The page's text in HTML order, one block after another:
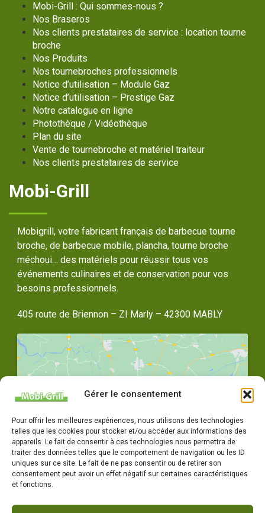
Gérer le consentement
Pour offrir les meilleures expériences, nous utilisons des technologies
telles que les cookies pour stocker et/ou accéder aux informations des
appareils. Le fait de consentir à ces technologies nous permettra de
traiter des données telles que le comportement de navigation ou les ID
uniques sur ce site. Le fait de ne pas consentir ou de retirer son
consentement peut avoir un effet négatif sur certaines caractéristiques
et fonctions.
Mobi-Grill : Qui sommes-nous ?
Nos Braseros
Nos clients prestataires de service : location tourne
broche
Nos Produits
Nos tournebroches professionnels
Notice d’utilisation – Module Gaz
Notice d’utilisation – Prestige Gaz
Notre catalogue en ligne
Photothèque / Vidéothèque
Plan du site
Vente de tournebroche et matériel traiteur
Nos clients prestataires de service
Mobi-Grill
Mobigrill, votre fabricant français de barbecue tourne
broche, de barbecue mobile, plancha, tourne broche
méchoui… des matériels pour réussir tous vos
événements culinaires et de conservation pour vos
besoins professionnels.
405 route de Briennon – ZI Marly – 42300 MABLY
marketing et activer ce contenu